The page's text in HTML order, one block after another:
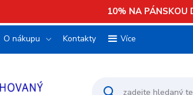
10% NA PÁNSKOU
O nákupu Kontakty Více